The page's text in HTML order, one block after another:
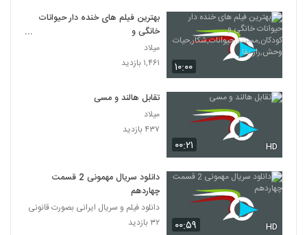
۱۰:۰۰
بهترین فیلم های خنده دار حیوانات
خانگی و
کودکان,مستند,حیوانات,شکار,حیات
وحش,راز بقا
میلاد
۱,۴۶۱ بازدید
۰۰:۲۱ HD
تقابل هالند و مسی
میلاد
۴۳۷ بازدید
۰۰:۵۹ HD
دانلود سریال مهمونی 2 قسمت
چهاردهم
دانلود فیلم و سریال ایرانی بصورت قانونی
۳۲ بازدید